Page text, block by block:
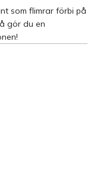
som flimrar förbi på
gör du en